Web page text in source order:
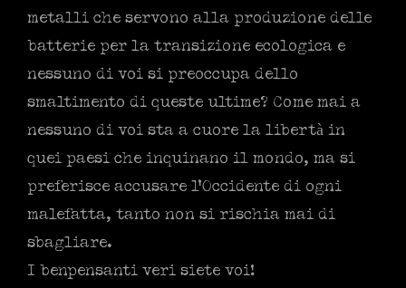
metalli che servono alla produzione delle
batterie per la transizione ecologica e
nessuno di voi si preoccupa dello
smaltimento di queste ultime? Come mai a
nessuno di voi sta a cuore la libertà in
quei paesi che inquinano il mondo, ma si
preferisce accusare l’Occidente di ogni
malefatta, tanto non si rischia mai di
sbagliare.
I benpensanti veri siete voi!